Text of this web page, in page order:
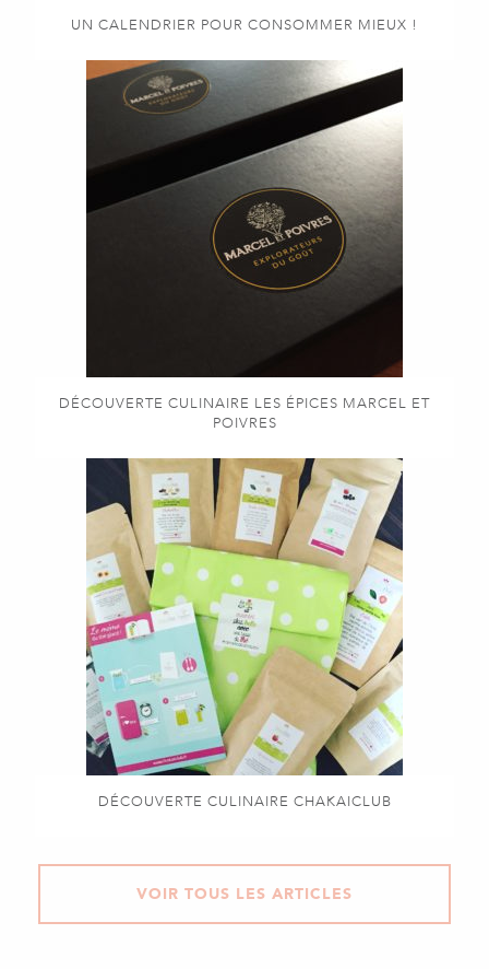
UN CALENDRIER POUR CONSOMMER MIEUX !
DÉCOUVERTE CULINAIRE LES ÉPICES MARCEL ET
POIVRES
DÉCOUVERTE CULINAIRE CHAKAICLUB
VOIR TOUS LES ARTICLES